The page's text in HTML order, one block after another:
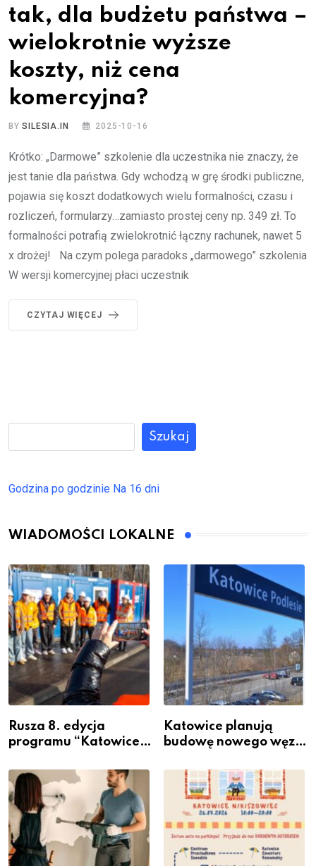
tak, dla budżetu państwa –
wielokrotnie wyższe
koszty, niż cena
komercyjna?
BYSILESIA.IN 2025-10-16
Krótko: „Darmowe” szkolenie dla uczestnika nie znaczy, że
jest tanie dla państwa. Gdy wchodzą w grę środki publiczne,
pojawia się koszt dodatkowych wielu formalności, czasu i
rozliczeń, formularzy…zamiasto prostej ceny np. 349 zł. To
formalności potrafią zwielokrotnić łączny rachunek, nawet 5
x drożej! Na czym polega paradoks „darmowego” szkolenia
W wersji komercyjnej płaci uczestnik
CZYTAJ WIĘCEJ
Szukaj
Godzina po godzinie Na 16 dni
WIADOMOŚCI LOKALNE
Rusza 8. edycja
programu “Katowice
– nabór dla
przedsiębiorców
Katowice planują
budowę nowego węzła
Podlesiu